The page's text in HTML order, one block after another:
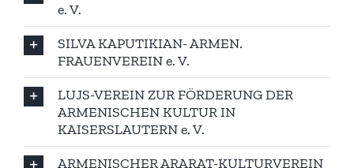
e. V.
SILVA KAPUTIKIAN- ARMEN.
FRAUENVEREIN e. V.
LUJS-VEREIN ZUR FÖRDERUNG DER
ARMENISCHEN KULTUR IN
KAISERSLAUTERN e. V.
ARMENISCHER ARARAT-KULTURVEREIN